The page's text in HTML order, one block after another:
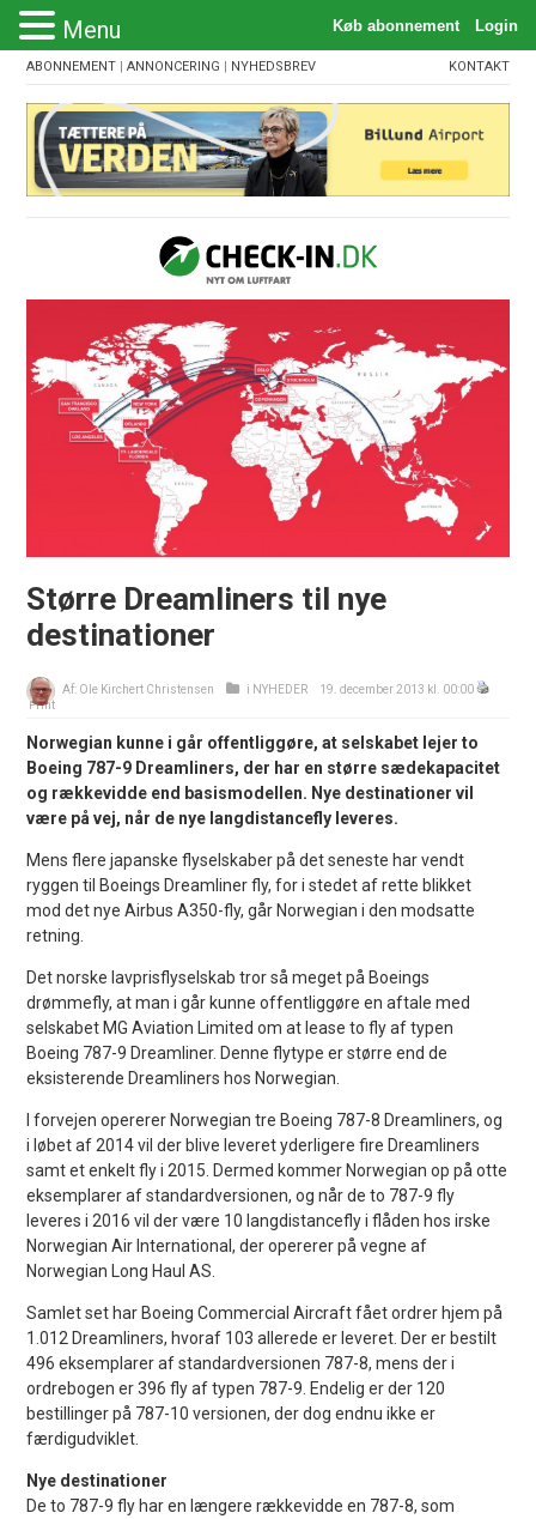
ABONNEMENT |ANNONCERING | NYHEDSBREV KONTAKT
Større Dreamliners til nye
destinationer
Af: Ole Kirchert Christensen i NYHEDER
19. december 2013 kl. 00:00
Print
Norwegian kunne i går offentliggøre, at selskabet lejer to
Boeing 787-9 Dreamliners, der har en større sædekapacitet
og rækkevidde end basismodellen. Nye destinationer vil
være på vej, når de nye langdistancefly leveres.
Mens flere japanske flyselskaber på det seneste har vendt
ryggen til Boeings Dreamliner fly, for i stedet af rette blikket
mod det nye Airbus A350-fly, går Norwegian i den modsatte
retning.
Det norske lavprisflyselskab tror så meget på Boeings
drømmefly, at man i går kunne offentliggøre en aftale med
selskabet MG Aviation Limited om at lease to fly af typen
Boeing 787-9 Dreamliner. Denne flytype er større end de
eksisterende Dreamliners hos Norwegian.
I forvejen opererer Norwegian tre Boeing 787-8 Dreamliners, og
i løbet af 2014 vil der blive leveret yderligere fire Dreamliners
samt et enkelt fly i 2015. Dermed kommer Norwegian op på otte
eksemplarer af standardversionen, og når de to 787-9 fly
leveres i 2016 vil der være 10 langdistancefly i flåden hos irske
Norwegian Air International, der opererer på vegne af
Norwegian Long Haul AS.
Samlet set har Boeing Commercial Aircraft fået ordrer hjem på
1.012 Dreamliners, hvoraf 103 allerede er leveret. Der er bestilt
496 eksemplarer af standardversionen 787-8, mens der i
ordrebogen er 396 fly af typen 787-9. Endelig er der 120
bestillinger på 787-10 versionen, der dog endnu ikke er
færdigudviklet.
Nye destinationer
De to 787-9 fly har en længere rækkevidde en 787-8, som
Menu